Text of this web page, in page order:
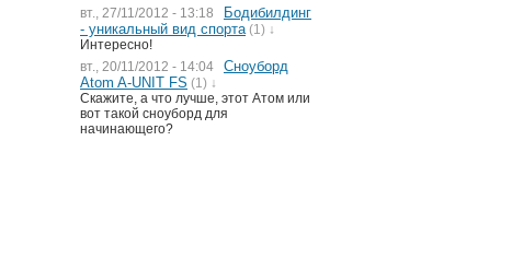
вт., 27/11/2012 - 13:18
Бодибилдинг
- уникальный вид спорта (1) ↓
Интересно!
вт., 20/11/2012 - 14:04
Сноуборд
Atom A-UNIT FS (1) ↓
Скажите, а что лучше, этот Атом или
вот такой сноуборд для
начинающего?